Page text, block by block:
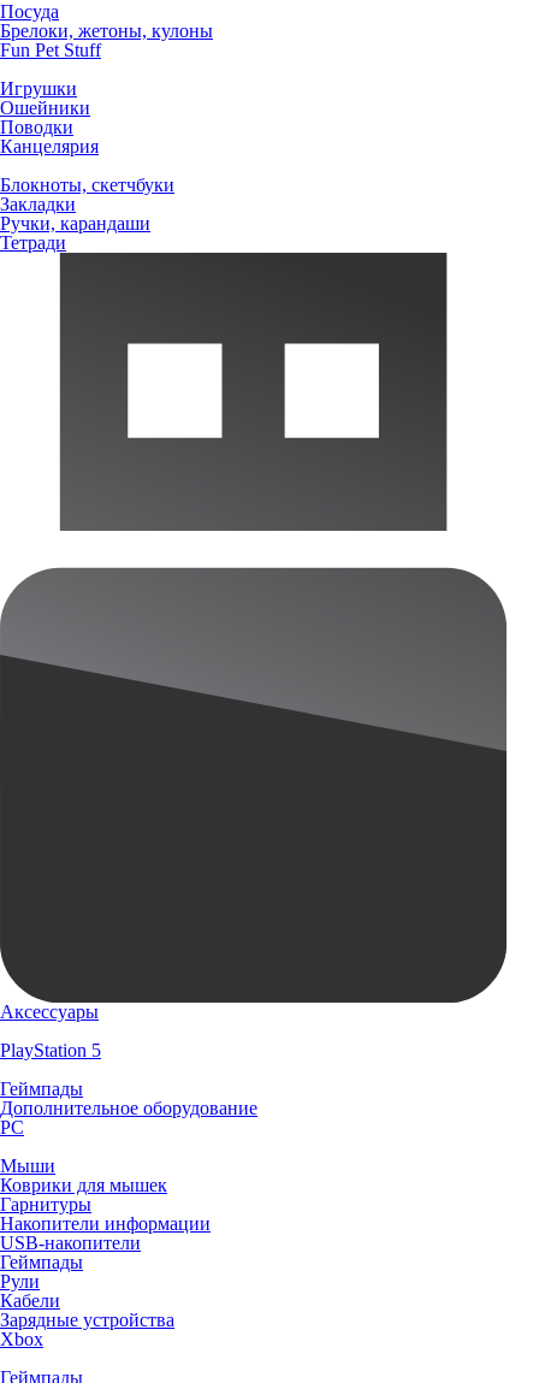
Посуда
Брелоки, жетоны, кулоны
Fun Pet Stuff
Игрушки
Ошейники
Поводки
Канцелярия
Блокноты, скетчбуки
Закладки
Ручки, карандаши
Тетради
Аксессуары
PlayStation 5
Геймпады
Дополнительное оборудование
PC
Мыши
Коврики для мышек
Гарнитуры
Накопители информации
USB-накопители
Геймпады
Рули
Кабели
Зарядные устройства
Xbox
Геймпады